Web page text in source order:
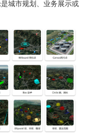
城市规划、业务展示或